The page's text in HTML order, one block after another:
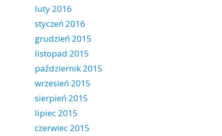
luty 2016
styczeń 2016
grudzień 2015
listopad 2015
październik 2015
wrzesień 2015
sierpień 2015
lipiec 2015
czerwiec 2015